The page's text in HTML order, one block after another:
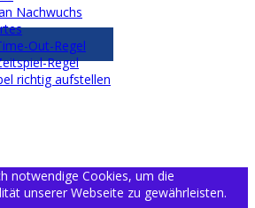
Nachwuchs
Out-Regel
Regel
richtig aufstellen
notwendige Cookies, um die
unserer Webseite zu gewährleisten.